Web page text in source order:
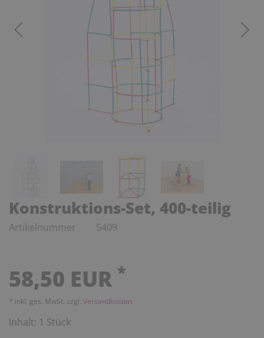
Konstruktions-Set, 400-teilig
Artikelnummer 5409
58,50 EUR *
* inkl. ges. MwSt. zzgl. Versandkosten
Inhalt: 1 Stück